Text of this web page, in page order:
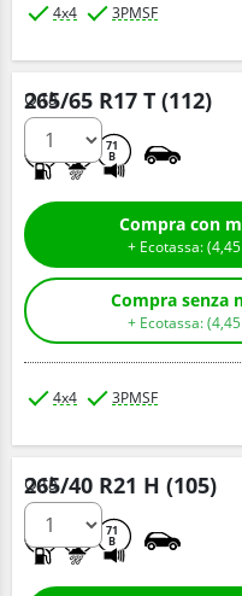
4x4 3PMSF
265/65 R17 T (112)
71
B
Q.tà
+ Ecotassa: (4,45
+ Ecotassa: (4,45
4x4 3PMSF
265/40 R21 H (105)
71
B
Q.tà